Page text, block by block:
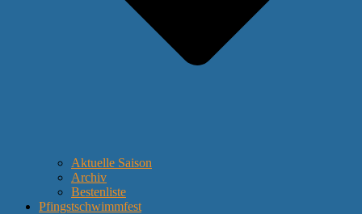
Aktuelle Saison
Archiv
Bestenliste
Pfingstschwimmfest